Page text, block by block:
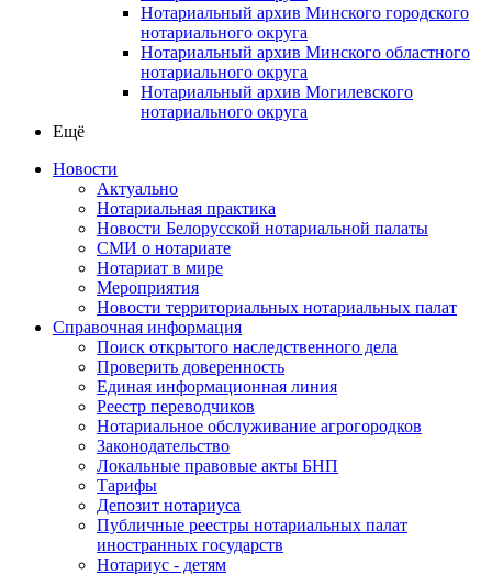
Нотариальный архив Минского городского
нотариального округа
Нотариальный архив Минского областного
нотариального округа
Нотариальный архив Могилевского
нотариального округа
Ещё
Новости
Актуально
Нотариальная практика
Новости Белорусской нотариальной палаты
СМИ о нотариате
Нотариат в мире
Мероприятия
Новости территориальных нотариальных палат
Справочная информация
Поиск открытого наследственного дела
Проверить доверенность
Единая информационная линия
Реестр переводчиков
Нотариальное обслуживание агрогородков
Законодательство
Локальные правовые акты БНП
Тарифы
Депозит нотариуса
Публичные реестры нотариальных палат
иностранных государств
Нотариус - детям